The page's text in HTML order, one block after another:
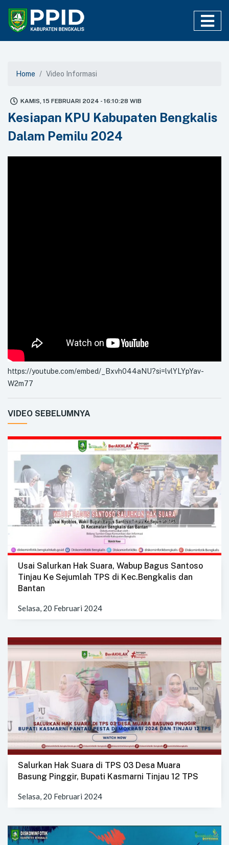
Home Video Informasi
KAMIS, 15 FEBRUARI 2024 - 16:10:28 WIB
Kesiapan KPU Kabupaten Bengkalis
Dalam Pemilu 2024
https://youtube.com/embed/_Bxvh044aNU?si=lvlYLYpYav-
W2m77
VIDEO SEBELUMNYA
Usai Salurkan Hak Suara, Wabup Bagus Santoso
Tinjau Ke Sejumlah TPS di Kec.Bengkalis dan
Bantan
Selasa, 20 Februari 2024
Salurkan Hak Suara di TPS 03 Desa Muara
Basung Pinggir, Bupati Kasmarni Tinjau 12 TPS
Selasa, 20 Februari 2024